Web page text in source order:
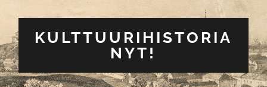
KULTTUURIHISTORIA
NYT!